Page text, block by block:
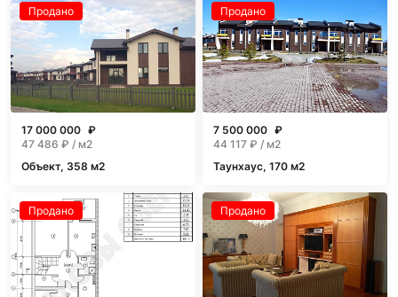
Продано
17 000 000 ₽
47 486 ₽ / м2
Объект, 358 м2
Продано
7 500 000 ₽
44 117 ₽ / м2
Таунхаус, 170 м2
Продано Продано